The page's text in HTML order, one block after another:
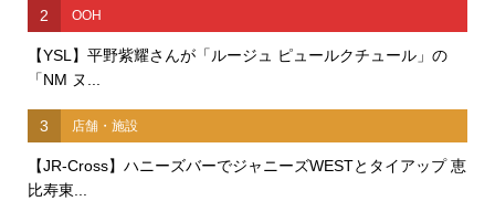
2 OOH
【YSL】平野紫耀さんが「ルージュ ピュールクチュール」の
「NM ヌ...
3 店舗・施設
【JR-Cross】ハニーズバーでジャニーズWESTとタイアップ 恵
比寿東...